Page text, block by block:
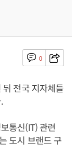
0
전국 지자체들
통신(IT) 관련
도시 브랜드 구